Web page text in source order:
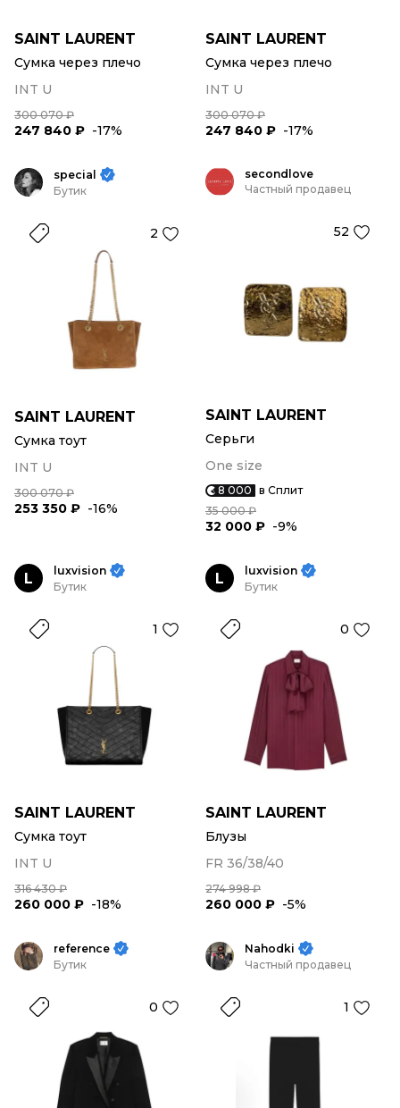
SAINT LAURENT
Сумка через плечо
INT U
300 070 ₽
247 840 ₽ -17%
SAINT LAURENT
Сумка через плечо
INT U
300 070 ₽
247 840 ₽ -17%
special
Бутик
2
SAINT LAURENT
Сумка тоут
INT U
300 070 ₽
253 350 ₽ -16%
secondlove
Частный продавец
52
SAINT LAURENT
Серьги
One size
8 000 в Сплит
35 000 ₽
32 000 ₽ -9%
L
luxvision
Бутик
1
SAINT LAURENT
Сумка тоут
INT U
316 430 ₽
260 000 ₽ -18%
L
luxvision
Бутик
0
SAINT LAURENT
Блузы
FR 36/38/40
274 998 ₽
260 000 ₽ -5%
reference
Бутик
0
Nahodki
Частный продавец
1